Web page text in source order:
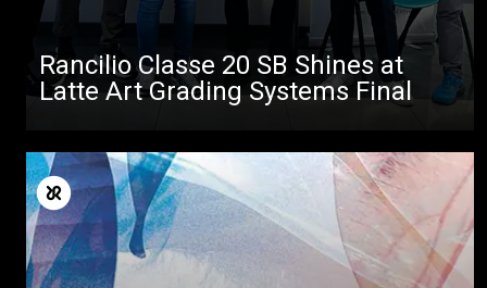
Rancilio Classe 20 SB Shines at
Latte Art Grading Systems Final